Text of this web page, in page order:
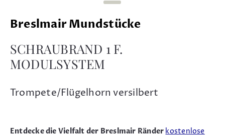
Breslmair Mundstücke
SCHRAUBRAND 1 F.
MODULSYSTEM
Trompete/Flügelhorn versilbert
Entdecke die Vielfalt der Breslmair Ränder kostenlose